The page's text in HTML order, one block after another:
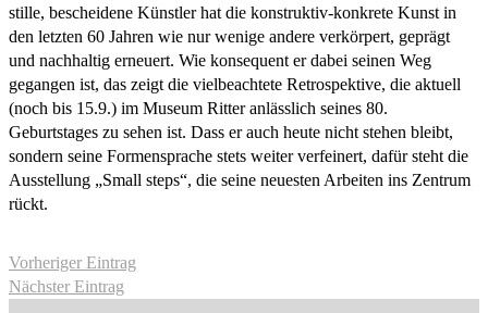
stille, bescheidene Künstler hat die konstruktiv-konkrete Kunst in
den letzten 60 Jahren wie nur wenige andere verkörpert, geprägt
und nachhaltig erneuert. Wie konsequent er dabei seinen Weg
gegangen ist, das zeigt die vielbeachtete Retrospektive, die aktuell
(noch bis 15.9.) im Museum Ritter anlässlich seines 80.
Geburtstages zu sehen ist. Dass er auch heute nicht stehen bleibt,
sondern seine Formensprache stets weiter verfeinert, dafür steht die
Ausstellung „Small steps“, die seine neuesten Arbeiten ins Zentrum
rückt.
Vorheriger Eintrag
Nächster Eintrag